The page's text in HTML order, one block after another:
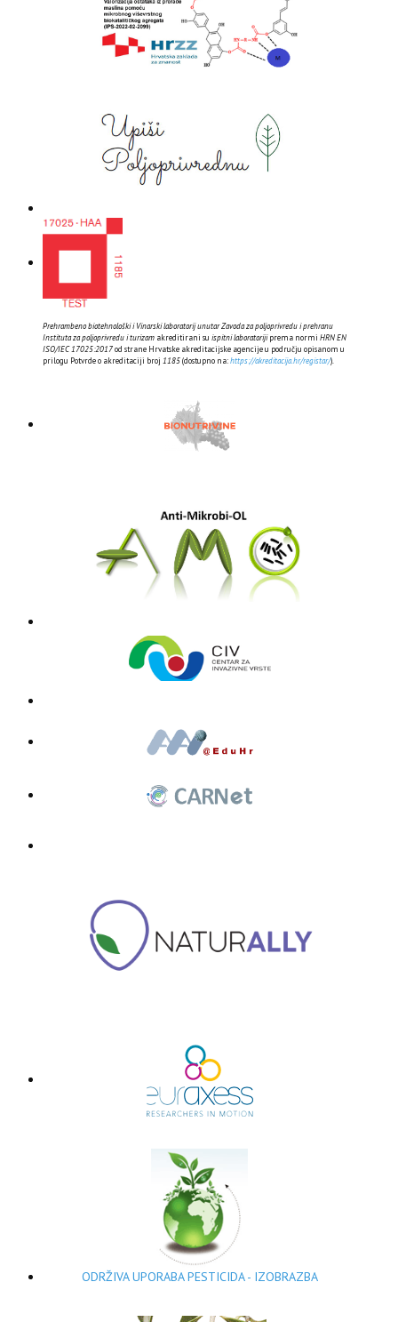
Prehrambeno biotehnološki i Vinarski laboratorij unutar Zavoda za poljoprivredu i prehranu
Instituta za poljoprivredu i turizam akreditirani su ispitni laboratorijiprema normi HRN EN
ISO/IEC 17025:2017od strane Hrvatske akreditacijske agencije u području opisanom u
prilogu Potvrde o akreditaciji broj 1185(dostupno na:https://akreditacija.hr/registar/).
ODRŽIVA UPORABA PESTICIDA - IZOBRAZBA